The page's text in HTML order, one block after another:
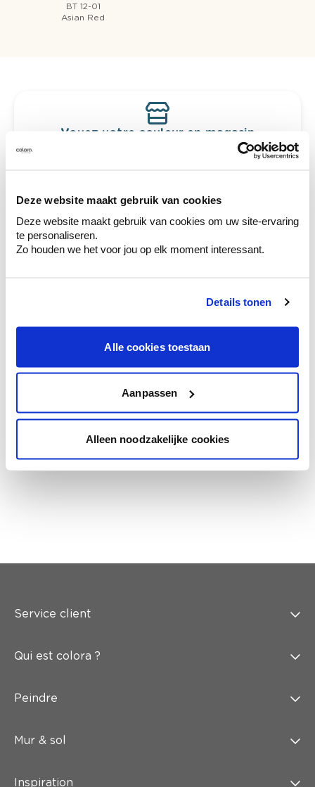
Deze website maakt gebruik van cookies
Deze website maakt gebruik van cookies om uw site-ervaring
te personaliseren.
Zo houden we het voor jou op elk moment interessant.
Details tonen
Alle cookies toestaan
Aanpassen
Alleen noodzakelijke cookies
BT 12-01
Asian Red
Voyez votre couleur en magasin
Découvrez des échantillons de votre
votre couleur.
Obtenez des conseils personnalisés sur la
combinaison de couleurs.
Conseil couleur à domicile
en couleur.
l'éclairage et de votre mobilier.
Obtenez un contrôle technologique de vos
Service client
Qui est colora ?
Peindre
Mur & sol
Inspiration